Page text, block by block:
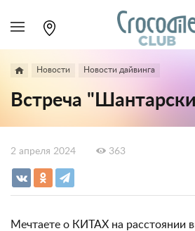
Новости Новости дайвинга
Встреча
2 апреля 2024 363
Мечтаете о КИТАХ на расстоянии